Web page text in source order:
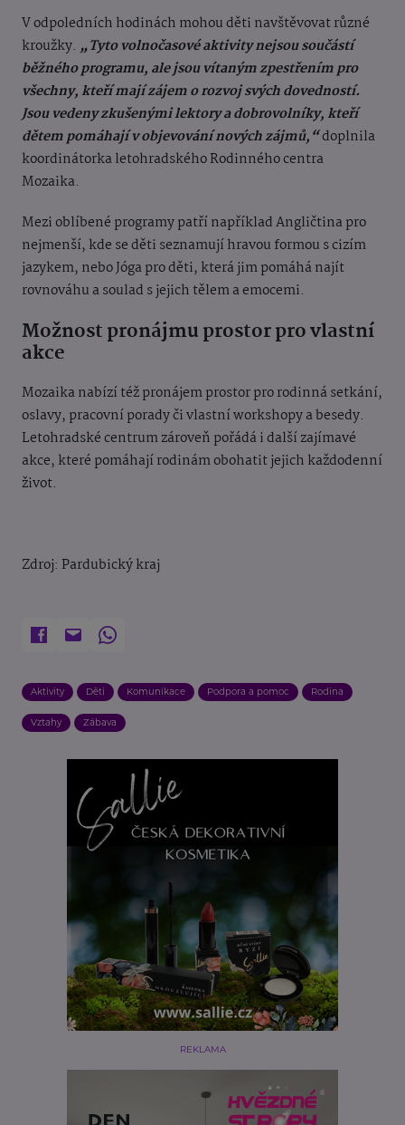
V odpoledních hodinách mohou děti navštěvovat různé
kroužky. „Tyto volnočasové aktivity nejsou součástí
běžného programu, ale jsou vítaným zpestřením pro
všechny, kteří mají zájem o rozvoj svých dovedností.
Jsou vedeny zkušenými lektory a dobrovolníky, kteří
dětem pomáhají v objevování nových zájmů,“doplnila
koordinátorka letohradského Rodinného centra
Mozaika.
Mezi oblíbené programy patří například Angličtina pro
nejmenší, kde se děti seznamují hravou formou s cizím
jazykem, nebo Jóga pro děti, která jim pomáhá najít
rovnováhu a soulad s jejich tělem a emocemi.
Možnost pronájmu prostor pro vlastní
akce
Mozaika nabízí též pronájem prostor pro rodinná setkání,
oslavy, pracovní porady či vlastní workshopy a besedy.
Letohradské centrum zároveň pořádá i další zajímavé
akce, které pomáhají rodinám obohatit jejich každodenní
život.
Zdroj: Pardubický kraj
Aktivity Děti Komunikace Podpora a pomoc Rodina
Vztahy Zábava
REKLAMA